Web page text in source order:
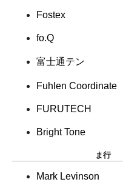
Fostex
fo.Q
富士通テン
Fuhlen Coordinate
FURUTECH
Bright Tone
ま行
Mark Levinson